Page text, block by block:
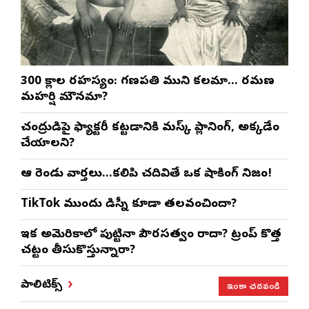
300 శ్లోకాల రహస్యం: గణపతి ముని కలమా… రమణ
మహర్షి మౌనమా?
చంద్రుడిపై ఫ్యాక్టరీ కట్టడానికి మస్క్ ప్లానింగ్, అక్కడేం
చేయాలని?
ఆ రెండు వార్తలు…కలిపి చదివితే ఒక షాకింగ్ నిజం!
TikTok ముందు డిస్నీ కూడా తలవంచిందా?
ఇక అమెరికాలో పుట్టినా పౌరసత్వం రాదా? ట్రంప్ కొత్త
చట్టం తీసుకొస్తున్నారా?
పాలిటిక్స్ ఇంకా చదవండి